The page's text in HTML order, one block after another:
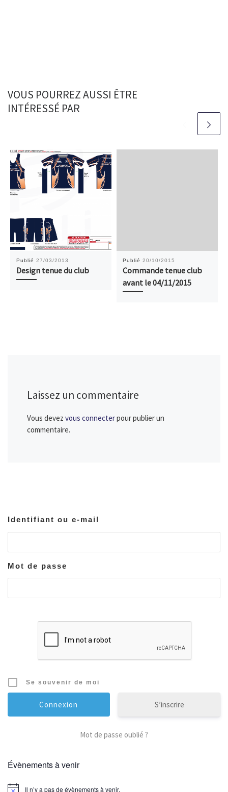
VOUS POURREZ AUSSI ÊTRE
INTÉRESSÉ PAR
Publié 27/03/2013
Design tenue du club
Publié 20/10/2015
Commande tenue club
avant le 04/11/2015
Laissez un commentaire
Vous devez vous connecterpour publier un
commentaire.
Identifiant ou e-mail
Mot de passe
Se souvenir de moi
S’inscrire
Mot de passe oublié ?
Évènements à venir
Il n’y a pas de évènements à venir.